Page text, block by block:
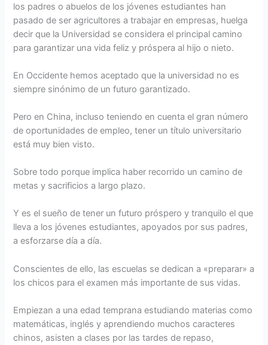
los padres o abuelos de los jóvenes estudiantes han
pasado de ser agricultores a trabajar en empresas, huelga
decir que la Universidad se considera el principal camino
para garantizar una vida feliz y próspera al hijo o nieto.
En Occidente hemos aceptado que la universidad no es
siempre sinónimo de un futuro garantizado.
Pero en China, incluso teniendo en cuenta el gran número
de oportunidades de empleo, tener un título universitario
está muy bien visto.
Sobre todo porque implica haber recorrido un camino de
metas y sacrificios a largo plazo.
Y es el sueño de tener un futuro próspero y tranquilo el que
lleva a los jóvenes estudiantes, apoyados por sus padres,
a esforzarse día a día.
Conscientes de ello, las escuelas se dedican a «preparar» a
los chicos para el examen más importante de sus vidas.
Empiezan a una edad temprana estudiando materias como
matemáticas, inglés y aprendiendo muchos caracteres
chinos, asisten a clases por las tardes de repaso,